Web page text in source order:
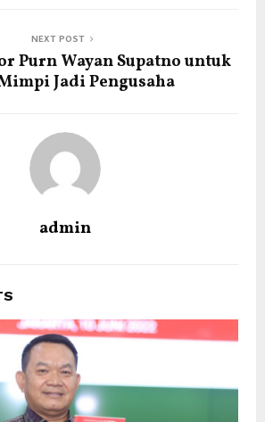
NEXT POST
Purn Wayan Supatno untuk
Jadi Pengusaha
admin